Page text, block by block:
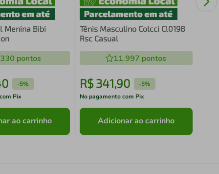
Menina Bibi
pontos
-5%
Pix
ao carrinho
Tênis Masculino Colcci Cl0198
Rsc Casual
11.997 pontos
R$ 341,90 -5%
No pagamento com Pix
Adicionar ao carrinho